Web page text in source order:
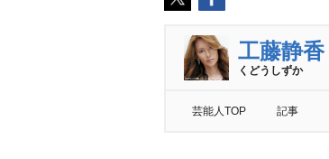
工藤静香
くどうしずか
芸能人TOP 記事